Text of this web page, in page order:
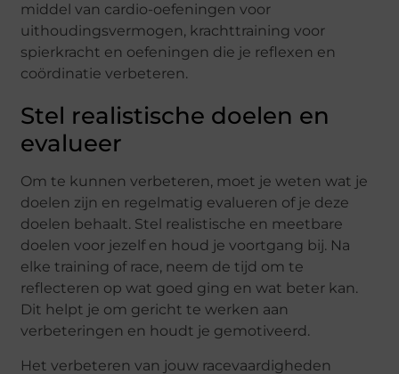
middel van cardio-oefeningen voor
uithoudingsvermogen, krachttraining voor
spierkracht en oefeningen die je reflexen en
coördinatie verbeteren.
Stel realistische doelen en
evalueer
Om te kunnen verbeteren, moet je weten wat je
doelen zijn en regelmatig evalueren of je deze
doelen behaalt. Stel realistische en meetbare
doelen voor jezelf en houd je voortgang bij. Na
elke training of race, neem de tijd om te
reflecteren op wat goed ging en wat beter kan.
Dit helpt je om gericht te werken aan
verbeteringen en houdt je gemotiveerd.
Het verbeteren van jouw racevaardigheden